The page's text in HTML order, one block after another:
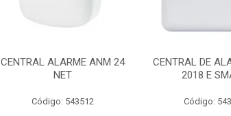
CENTRAL ALARME ANM 24
NET
Código: 543512
CENTRAL DE
2018 E
Código: